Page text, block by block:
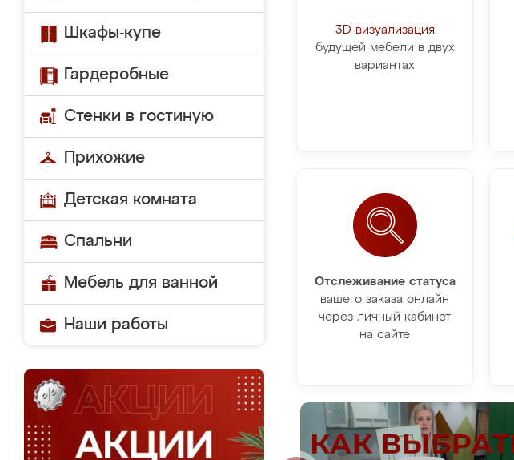
Шкафы-купе
Гардеробные
Стенки в гостиную
Прихожие
Детская комната
Спальни
Мебель для ванной
Наши работы
3D-визуализация
будущей мебели в двух
вариантах
Отслеживание статуса
вашего заказа онлайн
через личный кабинет
на сайте